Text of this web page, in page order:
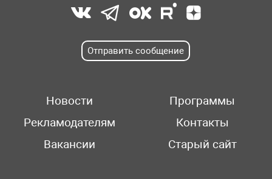
Отправить сообщение
Новости
Программы
Рекламодателям
Контакты
Вакансии
Старый сайт